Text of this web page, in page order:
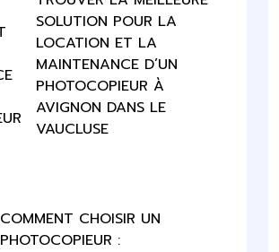
SOLUTION POUR LA
LOCATION ET LA
MAINTENANCE D’UN
PHOTOCOPIEUR À
AVIGNON DANS LE
VAUCLUSE
COMMENT CHOISIR UN
PHOTOCOPIEUR :